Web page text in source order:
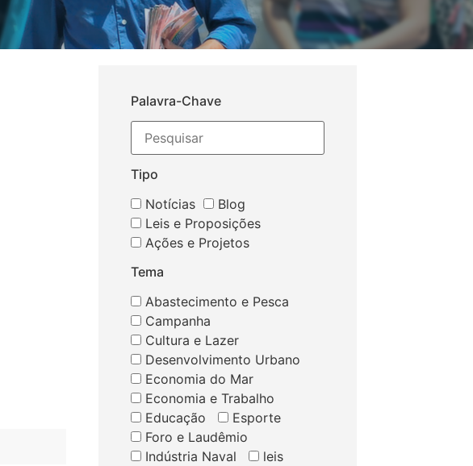
Palavra-Chave
Tipo
Notícias
Blog
Leis e Proposições
Ações e Projetos
Tema
Abastecimento e Pesca
Campanha
Cultura e Lazer
Desenvolvimento Urbano
Economia do Mar
Economia e Trabalho
Educação
Esporte
Foro e Laudêmio
Indústria Naval
leis